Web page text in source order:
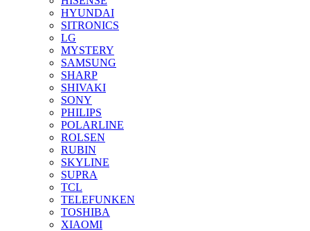
HYUNDAI
SITRONICS
LG
MYSTERY
SAMSUNG
SHARP
SHIVAKI
SONY
PHILIPS
POLARLINE
ROLSEN
RUBIN
SKYLINE
SUPRA
TCL
TELEFUNKEN
TOSHIBA
XIAOMI